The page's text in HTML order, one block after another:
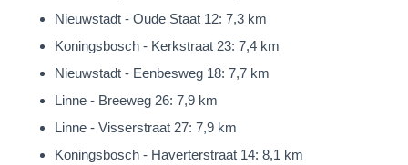
‘Toplocatie’ betiteld worden.
Het riante perceel van 880m² is op fraaie, parkachtige wijze
aangelegd en vormt een ‘prachtige jasje’ rondom deze woning.
Het centrum van Echt met al zijn voorzieningen is op
loopafstand van de woning gelegen. Ideaal!
Nieuwstadt - Oude Staat 12: 7,3 km
Koningsbosch - Kerkstraat 23: 7,4 km
Nieuwstadt - Eenbesweg 18: 7,7 km
Linne - Breeweg 26: 7,9 km
Linne - Visserstraat 27: 7,9 km
Koningsbosch - Haverterstraat 14: 8,1 km